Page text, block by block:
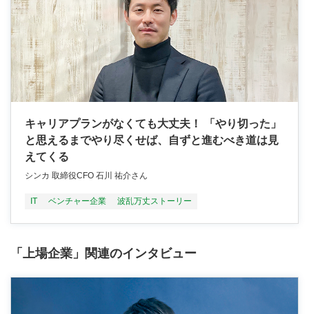
キャリアプランがなくても大丈夫！ 「やり切った」
と思えるまでやり尽くせば、自ずと進むべき道は見
えてくる
シンカ 取締役CFO 石川 祐介さん
IT ベンチャー企業 波乱万丈ストーリー
「上場企業」関連のインタビュー